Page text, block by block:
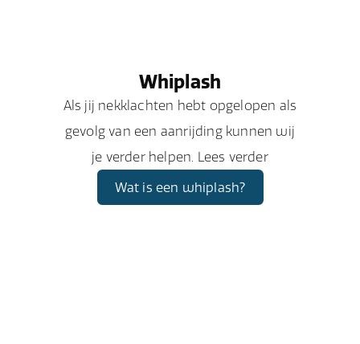
Whiplash
Als jij nekklachten hebt opgelopen als
gevolg van een aanrijding kunnen wij
je verder helpen. Lees verder
Wat is een whiplash?